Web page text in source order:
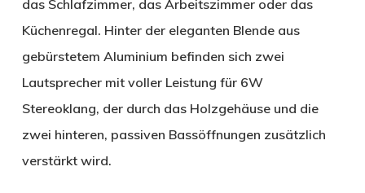
das Schlafzimmer, das Arbeitszimmer oder das
Küchenregal. Hinter der eleganten Blende aus
gebürstetem Aluminium befinden sich zwei
Lautsprecher mit voller Leistung für 6W
Stereoklang, der durch das Holzgehäuse und die
zwei hinteren, passiven Bassöffnungen zusätzlich
verstärkt wird.